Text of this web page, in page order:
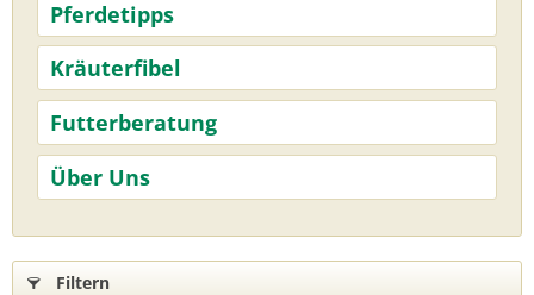
Pferdetipps
Kräuterfibel
Futterberatung
Über Uns
Filtern